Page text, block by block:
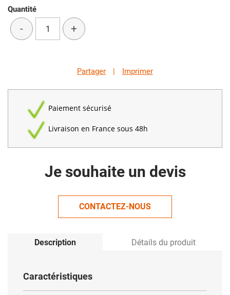
Quantité
- +
Partager | Imprimer
Paiement sécurisé
Livraison en France sous 48h
Je souhaite un devis
CONTACTEZ-NOUS
Description Détails du produit
Caractéristiques